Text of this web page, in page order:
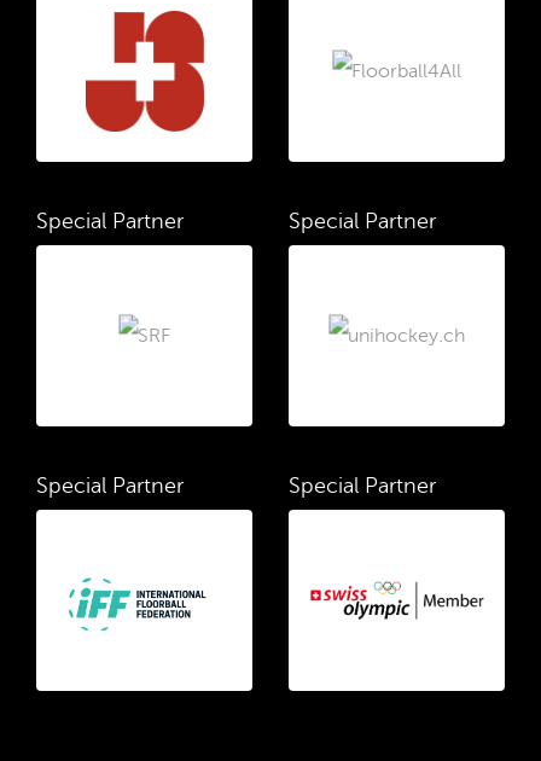
Special Partner Special Partner
Special Partner Special Partner